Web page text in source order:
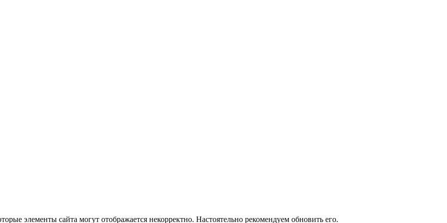
элементы сайта могут отображается некорректно. Настоятельно рекомендуем обновить его.